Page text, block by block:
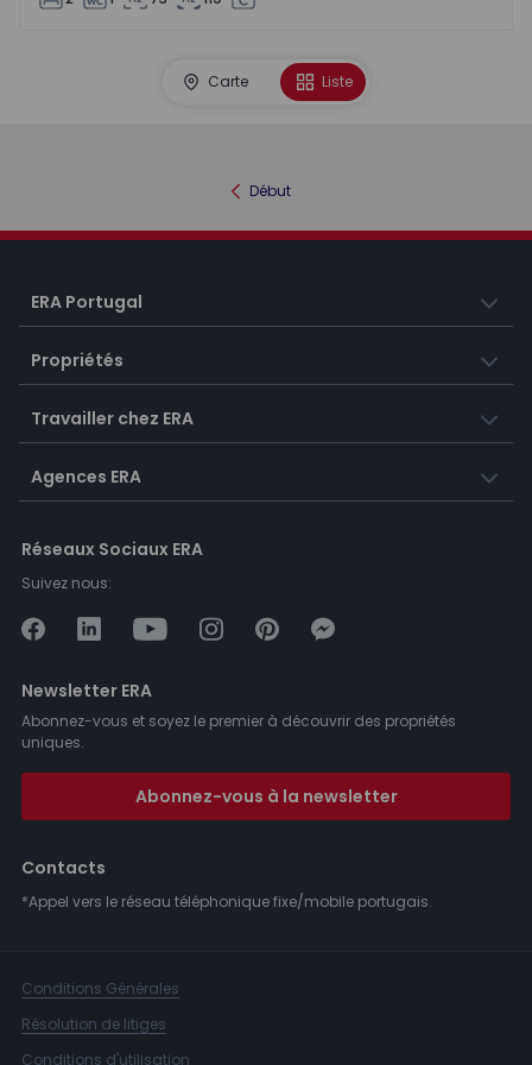
Carte Liste
Début
ERA Portugal
Propriétés
Travailler chez ERA
Agences ERA
Réseaux Sociaux ERA
Suivez nous:
Newsletter ERA
Abonnez-vous et soyez le premier à découvrir des propriétés
uniques.
Abonnez-vous à la newsletter
Contacts
*Appel vers le réseau téléphonique fixe/mobile portugais.
Conditions Générales
Résolution de litiges
Conditions d'utilisation